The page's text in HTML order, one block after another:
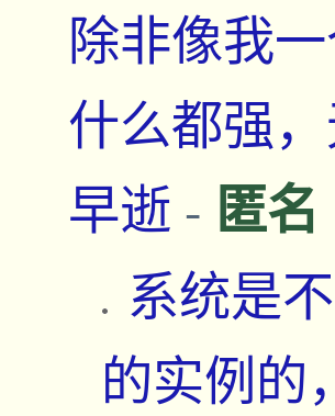
除非像我
什么都强
早逝 - 匿名
系统是
的实例的